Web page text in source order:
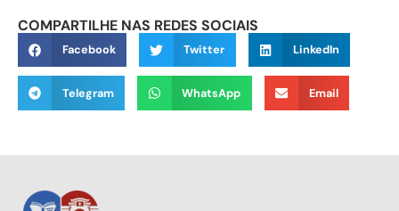
COMPARTILHE NAS REDES SOCIAIS
Facebook Twitter LinkedIn
Telegram WhatsApp Email